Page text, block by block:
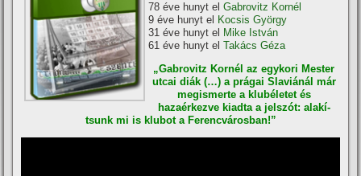
78 éve hunyt elGabrovitz Kornél
9 éve hunyt el Kocsis György
31 éve hunyt el Mike István
61 éve hunyt elTakács Géza
„Gabrovitz Kornél az egykori Mester
utcai diák (…) a prágai Slaviánál már
megismerte a klubéletet és
hazaérkezve kiadta a jelszót: alakí­
tsunk mi is klubot a Ferencvárosban!”